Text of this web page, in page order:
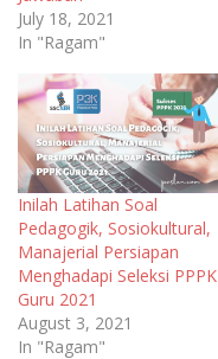
July 18, 2021
In "Ragam"
Inilah Latihan Soal
Pedagogik, Sosiokultural,
Manajerial Persiapan
Menghadapi Seleksi PPPK
Guru 2021
August 3, 2021
In "Ragam"